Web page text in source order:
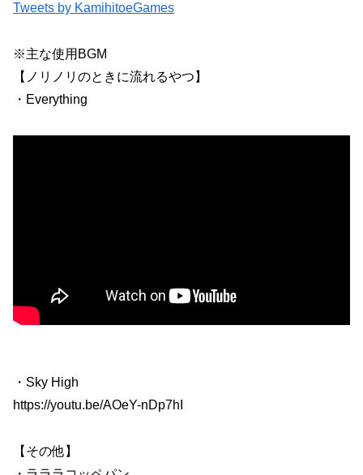
Tweets by KamihitoeGames
※主な使用BGM
【ノリノリのときに流れるやつ】
・Everything
・Sky High
https://youtu.be/AOeY-nDp7hI
【その他】